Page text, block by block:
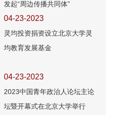
发起“周边传播共同体”
04-23-2023
灵均投资捐资设立北京大学灵
均教育发展基金
04-23-2023
2023中国青年政治人论坛主论
坛暨开幕式在北京大学举行